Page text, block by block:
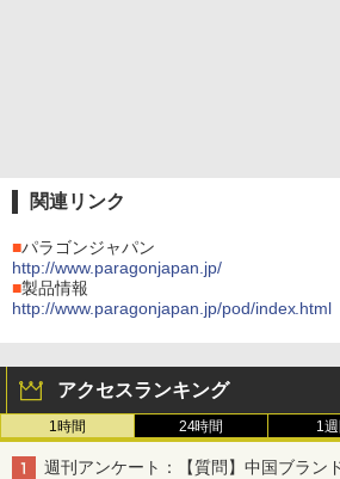
関連リンク
■パラゴンジャパン
http://www.paragonjapan.jp/
■製品情報
http://www.paragonjapan.jp/pod/index.html
アクセスランキング
1時間 24時間 1
週刊アンケート：【質問】中国ブラン